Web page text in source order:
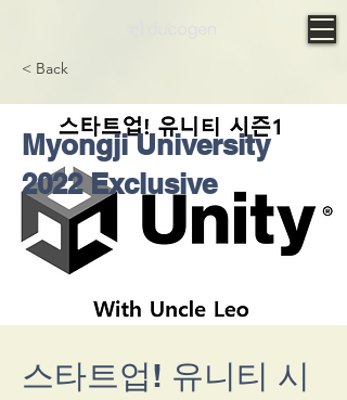
< Back
Myongji University
2022 Exclusive
스타트업! 유니티 시